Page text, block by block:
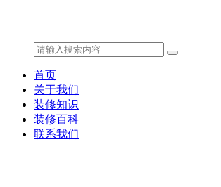
首页
关于我们
装修知识
装修百科
联系我们